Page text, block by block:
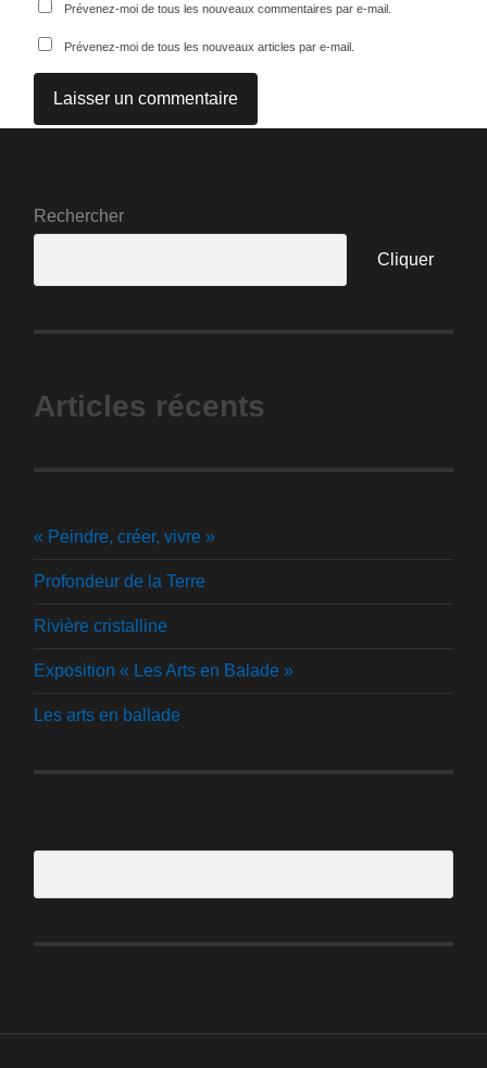
Prévenez-moi de tous les nouveaux commentaires par e-mail.
Prévenez-moi de tous les nouveaux articles par e-mail.
Rechercher
Cliquer
Articles récents
« Peindre, créer, vivre »
Profondeur de la Terre
Rivière cristalline
Exposition « Les Arts en Balade »
Les arts en ballade